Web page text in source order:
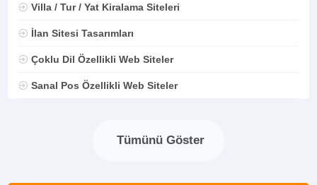
Villa / Tur / Yat Kiralama Siteleri
İlan Sitesi Tasarımları
Çoklu Dil Özellikli Web Siteler
Sanal Pos Özellikli Web Siteler
Tümünü Göster